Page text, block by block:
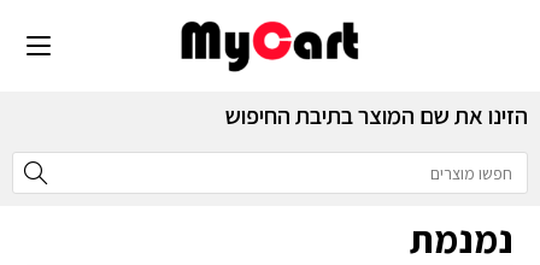
הזינו את שם המוצר בתיבת החיפוש
נמנמת